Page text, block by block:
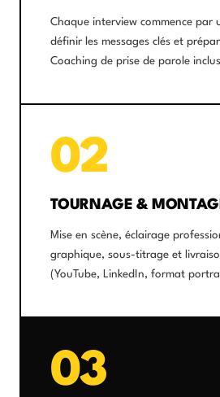
Chaque interview commence par
définir les messages clés et
Coaching de prise de parole
02
TOURNAGE &
Mise en scène, éclairage
graphique, sous-titrage et
(YouTube, LinkedIn, format
03